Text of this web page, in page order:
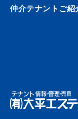
仲介テナントご紹